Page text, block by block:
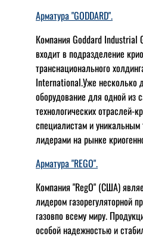
Арматура "GODDARD".
Компания Goddard Industrial
входит в подразделение
транснационального
International.Уже несколько
оборудование для одной из
технологических отраслей-
специалистам и уникальным
лидерами на рынке
Арматура "REGO".
Компания "RegO" (США)
лидером газорегуляторной
газовпо всему миру.
особой надежностью и